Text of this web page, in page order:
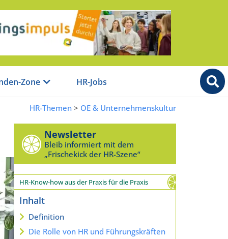
Zone HR-Jobs
HR-Themen > OE & Unternehmenskultur
Newsletter
Bleib informiert mit dem
„Frischekick der HR-Szene“
HR-Know-how aus der Praxis für die Praxis
Inhalt
Definition
Die Rolle von HR und Führungskräften